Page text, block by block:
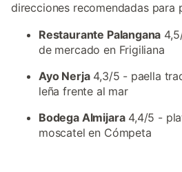
direcciones recomendadas para
Restaurante Palangana
de mercado en Frigiliana
Ayo Nerja4,3/5 - paella
leña frente al mar
Bodega Almijara4,4/5 -
moscatel en Cómpeta